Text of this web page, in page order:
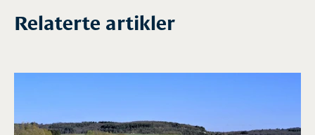
Relaterte artikler